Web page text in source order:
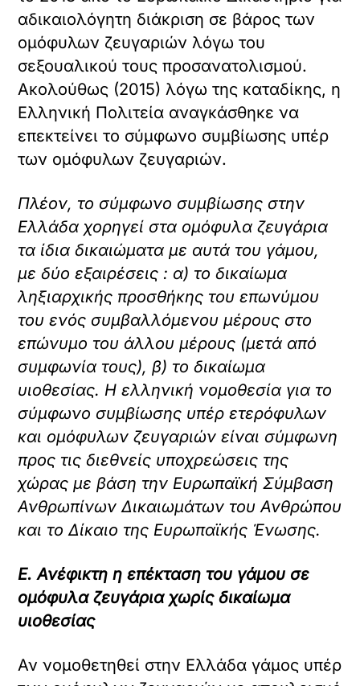
αδικαιολόγητη διάκριση σε βάρος των
ομόφυλων ζευγαριών λόγω του
σεξουαλικού τους προσανατολισμού.
Ακολούθως (2015) λόγω της καταδίκης, η
Ελληνική Πολιτεία αναγκάσθηκε να
επεκτείνει το σύμφωνο συμβίωσης υπέρ
των ομόφυλων ζευγαριών.
Πλέον, το σύμφωνο συμβίωσης στην
Ελλάδα χορηγεί στα ομόφυλα ζευγάρια
τα ίδια δικαιώματα με αυτά του γάμου,
με δύο εξαιρέσεις : α) το δικαίωμα
ληξιαρχικής προσθήκης του επωνύμου
του ενός συμβαλλόμενου μέρους στο
επώνυμο του άλλου μέρους (μετά από
συμφωνία τους), β) το δικαίωμα
υιοθεσίας. Η ελληνική νομοθεσία για το
σύμφωνο συμβίωσης υπέρ ετερόφυλων
και ομόφυλων ζευγαριών είναι σύμφωνη
προς τις διεθνείς υποχρεώσεις της
χώρας με βάση την Ευρωπαϊκή Σύμβαση
Ανθρωπίνων Δικαιωμάτων του Ανθρώπου
και το Δίκαιο της Ευρωπαϊκής Ένωσης.
Ε. Ανέφικτη η επέκταση του γάμου σε
ομόφυλα ζευγάρια χωρίς δικαίωμα
υιοθεσίας
Αν νομοθετηθεί στην Ελλάδα γάμος υπέρ